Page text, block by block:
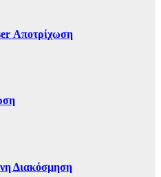
Αποτρίχωση
Διακόσμηση